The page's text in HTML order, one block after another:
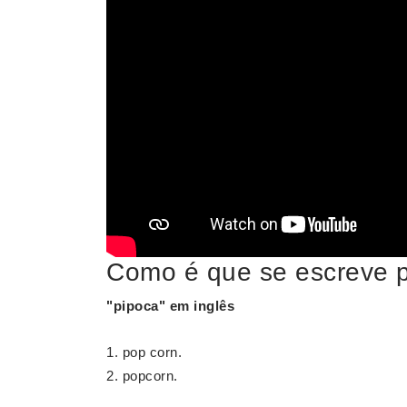
Como é que se escreve
"pipoca" em inglês
pop corn.
popcorn.